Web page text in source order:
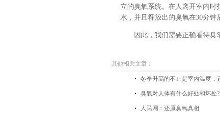
立的臭氧系统。在人离开室内
水，并且释放出的臭氧在30分
因此，我们需要正确看待
其他相关文章：
冬季升高的不止是室内温度，
臭氧对人体有什么好处和坏处?
人民网：还原臭氧真相